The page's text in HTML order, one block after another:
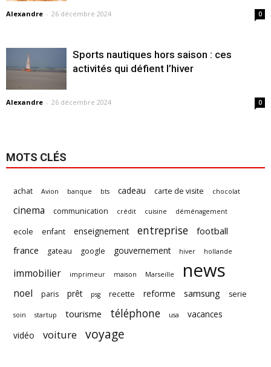
Alexandre - 26 décembre 2024 0
Sports nautiques hors saison : ces
activités qui défient l’hiver
Alexandre - 26 décembre 2024 0
MOTS CLÉS
achat Avion banque bts cadeau carte de visite chocolat
cinema communication crédit cuisine déménagement
ecole enfant enseignement entreprise
football
france
gateau google gouvernement hiver hollande
immobilier imprimeur maison Marseille news
noel paris prêt psg recette reforme samsung serie
soin startup tourisme téléphone usa
vacances
vidéo
voiture voyage